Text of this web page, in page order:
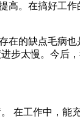
。在搞好工作
在的缺点毛病
步太慢。今后
在工作中，能